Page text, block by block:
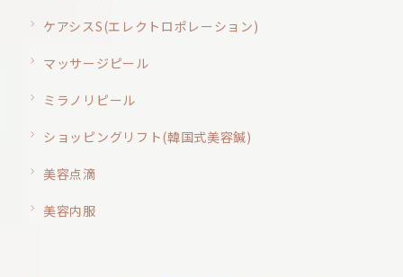
ケアシスS(エレクトロポレーション)
マッサージピール
ミラノリピール
ショッピングリフト(韓国式美容鍼)
美容点滴
美容内服